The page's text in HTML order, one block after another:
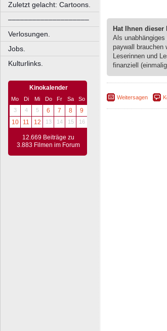
Zuletzt gelacht: Cartoons.
––––––––––––––––––––
Verlosungen.
Jobs.
Kulturlinks.
Kinokalender
Mo Di Mi Do Fr Sa
So
3
4 5 6 7 8
9
10
11 12 13 14 15 16
12.669 Beiträge zu
3.883 Filmen im Forum
Hat Ihnen dieser
Als
paywall brauchen
Leserinnen und
finanziell
Weitersagen